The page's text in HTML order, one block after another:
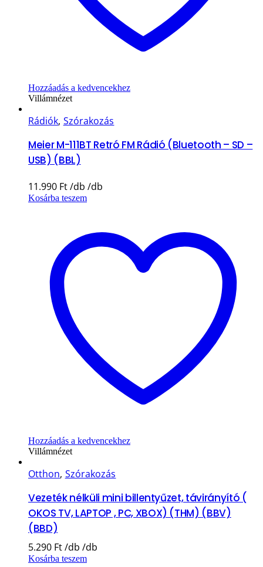
Hozzáadás a kedvencekhez
Villámnézet
Rádiók, Szórakozás
Meier M-111BT Retró FM Rádió (Bluetooth – SD –
USB) (BBL)
11.990 Ft
Kosárba teszem
Hozzáadás a kedvencekhez
Villámnézet
Otthon, Szórakozás
Vezeték nélküli mini billentyűzet, távirányító (
OKOS TV, LAPTOP , PC, XBOX) (THM) (BBV)
(BBD)
5.290 Ft
Kosárba teszem